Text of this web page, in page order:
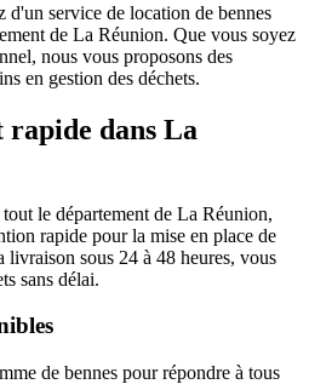
service de location de bennes
de La Réunion. Que vous soyez
nous vous proposons des
en gestion des déchets.
rapide dans La
le département de La Réunion,
rapide pour la mise en place de
livraison sous 24 à 48 heures, vous
sans délai.
de bennes pour répondre à tous